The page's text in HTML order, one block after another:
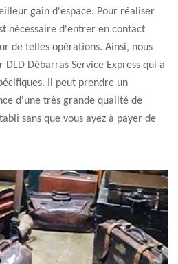
gain d'espace. Pour réaliser
nécessaire d'entrer en contact
de telles opérations. Ainsi, nous
Débarras Service Express qui a
Il peut prendre un
d'une très grande qualité de
sans que vous ayez à payer de